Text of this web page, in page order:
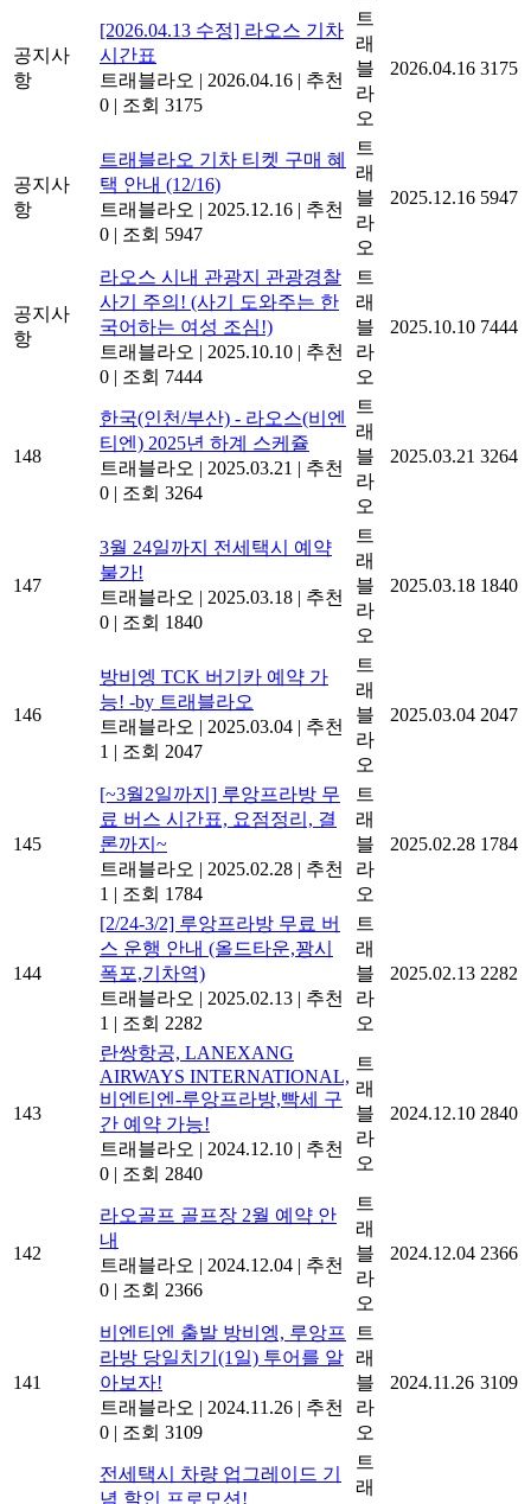
공지사
항
[2026.04.13 수정] 라오스 기차
시간표
트래블라오 | 2026.04.16 | 추천
0 | 조회 3175
트
래
블
라
오
2026.04.16 3175
공지사
항
트래블라오 기차 티켓 구매 혜
택 안내 (12/16)
트래블라오 | 2025.12.16 | 추천
0 | 조회 5947
트
래
블
라
오
2025.12.16 5947
공지사
항
라오스 시내 관광지 관광경찰
사기 주의! (사기 도와주는 한
국어하는 여성 조심!)
트래블라오 | 2025.10.10 | 추천
0 | 조회 7444
트
래
블
라
오
2025.10.10 7444
148
한국(인천/부산) - 라오스(비엔
티엔) 2025년 하계 스케쥴
트래블라오 | 2025.03.21 | 추천
0 | 조회 3264
트
래
블
라
오
2025.03.21 3264
147
3월 24일까지 전세택시 예약
불가!
트래블라오 | 2025.03.18 | 추천
0 | 조회 1840
트
래
블
라
오
2025.03.18 1840
146
방비엥 TCK 버기카 예약 가
능! -by 트래블라오
트래블라오 | 2025.03.04 | 추천
1 | 조회 2047
트
래
블
라
오
2025.03.04 2047
145
[~3월2일까지] 루앙프라방 무
료 버스 시간표, 요점정리, 결
론까지~
트래블라오 | 2025.02.28 | 추천
1 | 조회 1784
트
래
블
라
오
2025.02.28 1784
144
[2/24-3/2] 루앙프라방 무료 버
스 운행 안내 (올드타운,꽝시
폭포,기차역)
트래블라오 | 2025.02.13 | 추천
1 | 조회 2282
트
래
블
라
오
2025.02.13 2282
143
란쌍항공, LANEXANG
AIRWAYS INTERNATIONAL,
비엔티엔-루앙프라방,빡세 구
간 예약 가능!
트래블라오 | 2024.12.10 | 추천
0 | 조회 2840
트
래
블
라
오
2024.12.10 2840
142
라오골프 골프장 2월 예약 안
내
트래블라오 | 2024.12.04 | 추천
0 | 조회 2366
트
래
블
라
오
2024.12.04 2366
141
비엔티엔 출발 방비엥, 루앙프
라방 당일치기(1일) 투어를 알
아보자!
트래블라오 | 2024.11.26 | 추천
0 | 조회 3109
트
래
블
라
오
2024.11.26 3109
전세택시 차량 업그레이드 기
념 할인 프로모션!
트
래